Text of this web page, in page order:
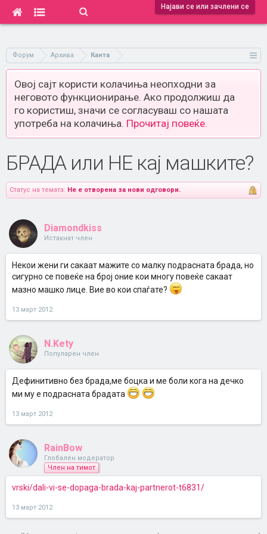
Најави се или зачлени се
Форум Архива Канта
Овој сајт користи колачиња неопходни за
неговото функционирање. Ако продолжиш да
го користиш, значи се согласуваш со нашата
употреба на колачиња. Прочитај повеќе.
БРАДА или НЕ кај машките?
Статус на темата: Не е отворена за нови одговори.
Diamondkiss
Истакнат член
Некои жени ги сакаат мажите со малку подрасната брада, но
сигурно се повеќе на број оние кои многу повеќе сакаат
мазно машко лице. Вие во кои спаѓате?
13 март 2012
N.Kety
Популарен член
Дефинитивно без брада,ме боцка и ме боли кога на дечко
ми му е подрасната брадата
13 март 2012
RainBow
Глобален модератор
Член на тимот
vrski/dali-vi-se-dopaga-brada-kaj-partnerot-t6831/
13 март 2012